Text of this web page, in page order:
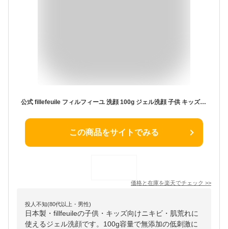
公式 fillefeuile フィルフィーユ 洗顔 100g ジェル洗顔 子供 キッズ 小学生 中学生 思春期 10代 ニキビ 肌荒れ ニキビ アトピー やさしい 低刺激 セラミド 皮脂 角質 ヒアルロン酸 フルーツエキス 無添加 オーガニック おすすめ ウィズブランド WITH BRAND Project
この商品をサイトでみる
価格と在庫を楽天でチェック >>
投人不知(80代以上・男性)
日本製・fillfeuileの子供・キッズ向けニキビ・肌荒れに
使えるジェル洗顔です。100g容量で無添加の低刺激に